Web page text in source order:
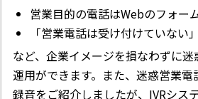
営業目的の電話はWebのフォー
「営業電話は受け付けていない
など、企業イメージを損なわずに
運用ができます。また、迷惑営業
録音をご紹介しましたが、IVRシス